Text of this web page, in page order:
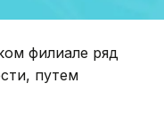
филиале ряд
путем